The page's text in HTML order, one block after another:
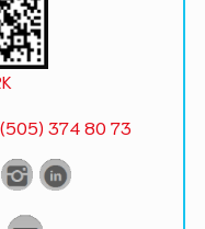
374 80 73